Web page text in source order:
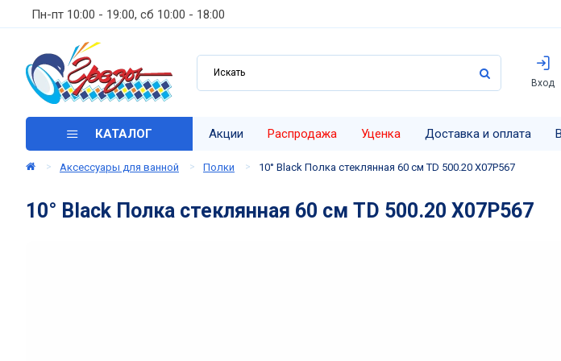
Пн-пт 10:00 - 19:00, сб 10:00 - 18:00
Вход
КАТАЛОГ Акции Распродажа Уценка Доставка и оплата
Аксессуары для ванной Полки 10° Black Полка стеклянная 60 см TD 500.20 X07P567
10° Black Полка стеклянная 60 см TD 500.20 X07P567